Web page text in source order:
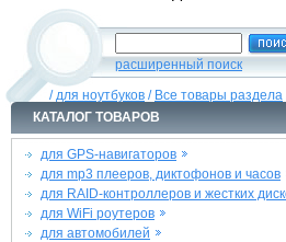
расширенный поиск
/для ноутбуков / Все товары раздела
КАТАЛОГ ТОВАРОВ
для GPS-навигаторов
для mp3 плееров, диктофонов и часов
для RAID-контроллеров и жестких
для WiFi роутеров
для автомобилей